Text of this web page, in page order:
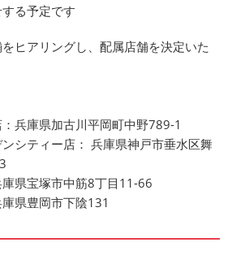
る予定です
ヒアリングし、配属店舗を決定いた
兵庫県加古川平岡町中野789-1
シティー店： 兵庫県神戸市垂水区舞
県宝塚市中筋8丁目11-66
県豊岡市下陰131